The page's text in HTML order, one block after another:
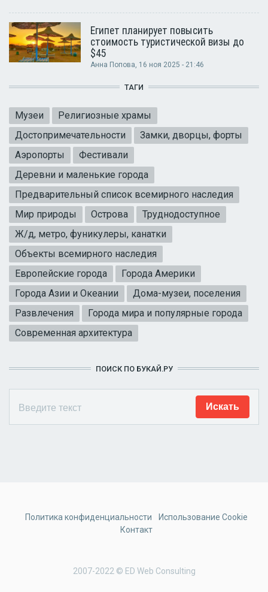
Египет планирует повысить
стоимость туристической визы до
$45
Анна Попова, 16 ноя 2025 - 21:46
ТАГИ
Музеи
Религиозные храмы
Достопримечательности
Замки, дворцы, форты
Аэропорты
Фестивали
Деревни и маленькие города
Предварительный список всемирного наследия
Мир природы
Острова
Труднодоступное
Ж/д, метро, фуникулеры, канатки
Объекты всемирного наследия
Европейские города
Города Америки
Города Азии и Океании
Дома-музеи, поселения
Развлечения
Города мира и популярные города
Современная архитектура
ПОИСК ПО БУКАЙ.РУ
2007-2022 © ED Web Consulting
Политика конфиденциальности
Использование Cookie
Контакт